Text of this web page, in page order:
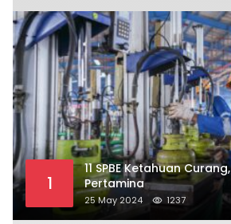
1
11 SPBE Ketahuan
Pertamina
25 May 2024 1237